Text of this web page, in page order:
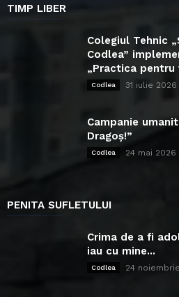
TIMP LIBER
Colegiul Tehnic
Codlea”
„Practica pentru
Codlea 31 iulie 2026
Campanie
Dragoș!”
Codlea 24 mai 2026
PENITA SUFLETULUI
Crima de a fi
iau cu mine...
Codlea 24